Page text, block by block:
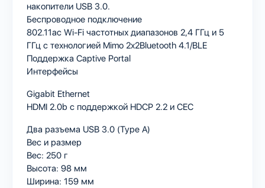
накопители USB 3.0.
Беспроводное подключение
802.11ac Wi-Fi частотных диапазонов 2,4 ГГц и 5
ГГц с технологией Mimo 2x2Bluetooth 4.1/BLE
Поддержка Captive Portal
Интерфейсы
Gigabit Ethernet
HDMI 2.0b с поддержкой HDCP 2.2 и CEC
Два разъема USB 3.0 (Type A)
Вес и размер
Вес: 250 г
Высота: 98 мм
Ширина: 159 мм